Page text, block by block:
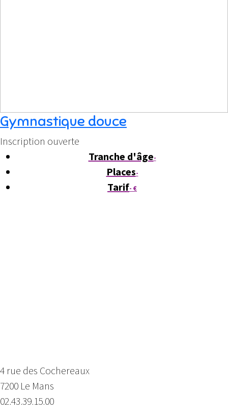
Gymnastique douce
Inscription ouverte
Tranche d'âge-
Places-
Tarif- €
4 rue des Cochereaux
7200 Le Mans
02.43.39.15.00